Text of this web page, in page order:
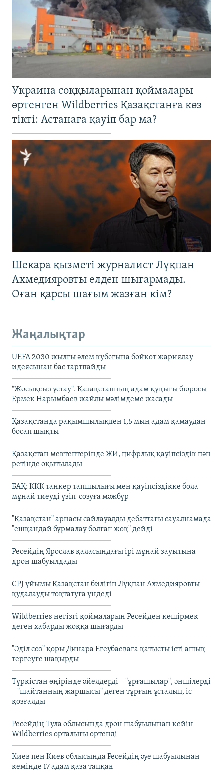
Украина соққыларынан қоймалары
өртенген Wildberries Қазақстанға көз
тікті: Астанаға қауіп бар ма?
Шекара қызметі журналист Лұқпан
Ахмедияровты елден шығармады.
Оған қарсы шағым жазған кім?
Жаңалықтар
UEFA 2030 жылғы әлем кубогына бойкот жариялау
идеясынан бас тартпайды
"Жосықсыз ұстау". Қазақстанның адам құқығы бюросы
Ермек Нарымбаев жайлы мәлімдеме жасады
Қазақстанда рақымшылықпен 1,5 мың адам қамаудан
босап шықты
Қазақстан мектептерінде ЖИ, цифрлық қауіпсіздік пән
ретінде оқытылады
БАҚ: КҚК танкер тапшылығы мен қауіпсіздікке бола
мұнай тиеуді үзіп-созуға мәжбүр
"Қазақстан" арнасы сайлауалды дебаттағы сауалнамада
"ешқандай бұрмалау болған жоқ" дейді
Ресейдің Ярослав қаласындағы ірі мұнай зауытына
дрон шабуылдады
CPJ ұйымы Қазақстан билігін Лұқпан Ахмедияровты
қудалауды тоқтатуға үндеді
Wildberries негізгі қоймаларын Ресейден көшірмек
деген хабарды жоққа шығарды
"Әділ сөз" қоры Динара Егеубаеваға қатысты істі ашық
тергеуге шақырды
Түркістан өңірінде әйелдерді – "ұрғашылар", әншілерді
– "шайтанның жаршысы" деген тұрғын ұсталып, іс
қозғалды
Ресейдің Тула облысында дрон шабуылынан кейін
Wildberries орталығы өртенді
Киев пен Киев облысында Ресейдің әуе шабуылынан
кемінде 17 адам қаза тапқан